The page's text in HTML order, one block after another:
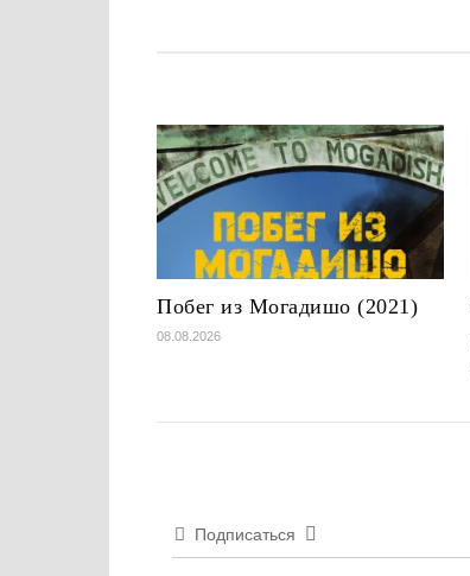
Побег из Могадишо (2021)
08.08.2026
Подписаться